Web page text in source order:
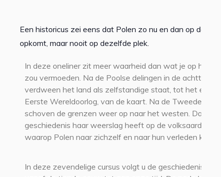
Een historicus zei eens dat Polen zo nu en dan op de
opkomt, maar nooit op dezelfde plek.
In deze oneliner zit meer waarheid dan wat je op het
zou vermoeden. Na de Poolse delingen in de
verdween het land als zelfstandige staat, tot het einde
Eerste Wereldoorlog, van de kaart. Na de Tweede
schoven de grenzen weer op naar het westen. Dat
geschiedenis haar weerslag heeft op de volksaard en
waarop Polen naar zichzelf en naar hun verleden
In deze zevendelige cursus volgt u de geschiedenis